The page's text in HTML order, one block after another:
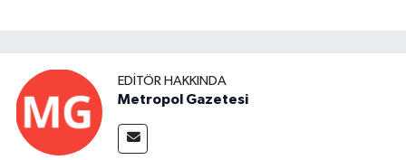
EDITÖR HAKKINDA
Metropol Gazetesi